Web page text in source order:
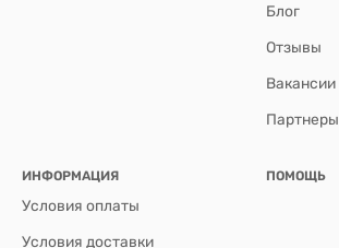
Блог
Отзывы
Вакансии
Партнеры
ИНФОРМАЦИЯ
Условия оплаты
Условия доставки
ПОМОЩЬ